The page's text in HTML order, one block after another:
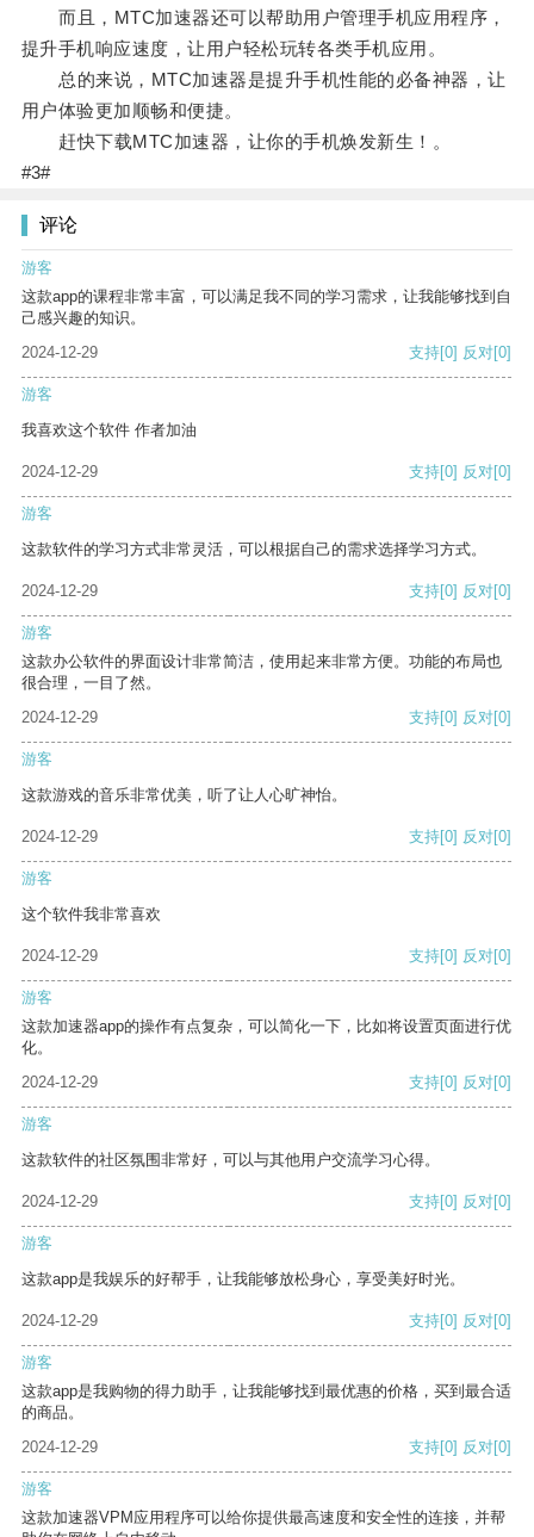
而且，MTC加速器还可以帮助用户管理手机应用程序，
提升手机响应速度，让用户轻松玩转各类手机应用。
总的来说，MTC加速器是提升手机性能的必备神器，让
用户体验更加顺畅和便捷。
赶快下载MTC加速器，让你的手机焕发新生！。
#3#
评论
游客
这款app的课程非常丰富，可以满足我不同的学习需求，让我能够找到自
己感兴趣的知识。
2024-12-29
支持[0] 反对[0]
游客
我喜欢这个软件 作者加油
2024-12-29 支持[0] 反对[0]
游客
这款软件的学习方式非常灵活，可以根据自己的需求选择学习方式。
2024-12-29 支持[0] 反对[0]
游客
这款办公软件的界面设计非常简洁，使用起来非常方便。功能的布局也
很合理，一目了然。
2024-12-29
支持[0] 反对[0]
游客
这款游戏的音乐非常优美，听了让人心旷神怡。
2024-12-29 支持[0] 反对[0]
游客
这个软件我非常喜欢
2024-12-29 支持[0] 反对[0]
游客
这款加速器app的操作有点复杂，可以简化一下，比如将设置页面进行优
化。
2024-12-29
支持[0] 反对[0]
游客
这款软件的社区氛围非常好，可以与其他用户交流学习心得。
2024-12-29 支持[0] 反对[0]
游客
这款app是我娱乐的好帮手，让我能够放松身心，享受美好时光。
2024-12-29 支持[0] 反对[0]
游客
这款app是我购物的得力助手，让我能够找到最优惠的价格，买到最合适
的商品。
2024-12-29
支持[0] 反对[0]
游客
这款加速器VPM应用程序可以给你提供最高速度和安全性的连接，并帮